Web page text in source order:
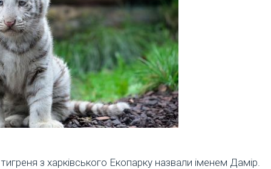
з харківського Екопарку назвали іменем Дамір.